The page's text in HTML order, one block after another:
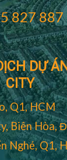
827 887
DỰ
CITY
Q1, HCM
Biên Hòa,
Nghé, Q1,